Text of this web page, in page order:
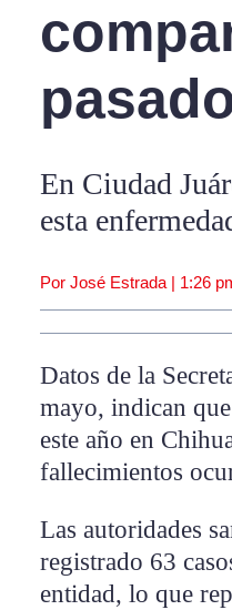
En Ciudad
esta
Por José Estrada | 1:26
Datos de la
mayo, indican
este año en
fallecimientos
Las autoridades
registrado 63
entidad, lo que